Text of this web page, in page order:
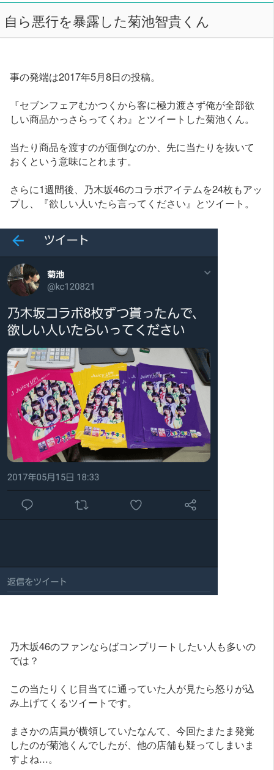
自ら悪行を暴露した菊池智貴くん
事の発端は2017年5月8日の投稿。
『セブンフェアむかつくから客に極力渡さず俺が全部欲
しい商品かっさらってくわ』とツイートした菊池くん。
当たり商品を渡すのが面倒なのか、先に当たりを抜いて
おくという意味にとれます。
さらに1週間後、乃木坂46のコラボアイテムを24枚もアッ
プし、『欲しい人いたら言ってください』とツイート。
乃木坂46のファンならばコンプリートしたい人も多いの
では？
この当たりくじ目当てに通っていた人が見たら怒りが込
み上げてくるツイートです。
まさかの店員が横領していたなんて、今回たまたま発覚
したのが菊池くんでしたが、他の店舗も疑ってしまいま
すよね...。